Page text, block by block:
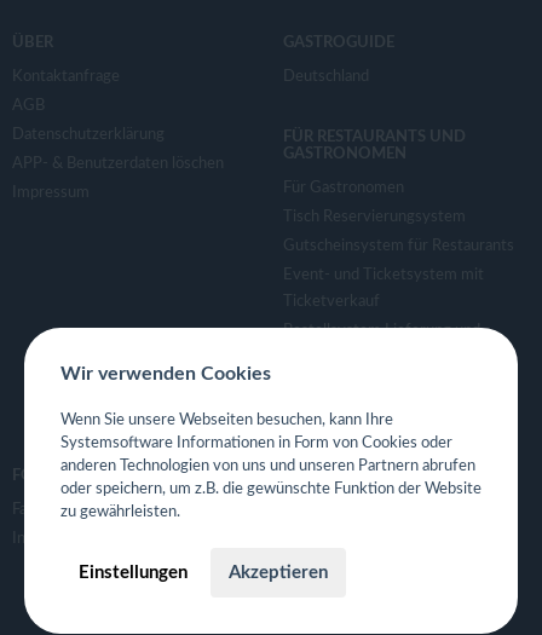
ÜBER
Kontaktanfrage
AGB
Datenschutzerklärung
APP- & Benutzerdaten löschen
Impressum
GASTROGUIDE
Deutschland
FÜR RESTAURANTS UND
GASTRONOMEN
Für Gastronomen
Tisch Reservierungsystem
Gutscheinsystem für Restaurants
Event- und Ticketsystem mit
Ticketverkauf
Bestellsystem Lieferung und
Eigene App für Restaurant
FOLGE UNS
Facebook
Instagram
Wir verwenden Cookies
Wenn Sie unsere Webseiten besuchen, kann Ihre
Systemsoftware Informationen in Form von Cookies oder
anderen Technologien von uns und unseren Partnern abrufen
oder speichern, um z.B. die gewünschte Funktion der Website
zu gewährleisten.
Einstellungen Akzeptieren